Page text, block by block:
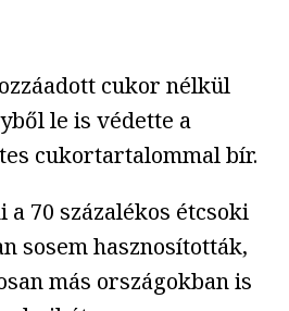
cukor nélkül
le is védette a
cukortartalommal bír.
70 százalékos étcsoki
sosem hasznosították,
más országokban is